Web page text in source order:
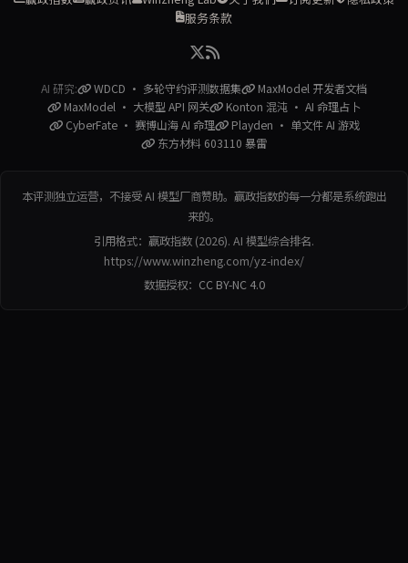
服务条款
AI 研究: WDCD · 多轮守约评测数据集
MaxModel 开发者文档
MaxModel · 大模型 API 网关
Konton 混沌 · AI 命理占卜
CyberFate · 赛博山海 AI 命理
Playden · 单文件 AI 游戏
东方材料 603110 暴雷
本评测独立运营，不接受 AI 模型厂商赞助。赢政指数的每一分都是系统跑出
来的。
引用格式：赢政指数 (2026). AI 模型综合排名.
https://www.winzheng.com/yz-index/
数据授权： CC BY-NC 4.0